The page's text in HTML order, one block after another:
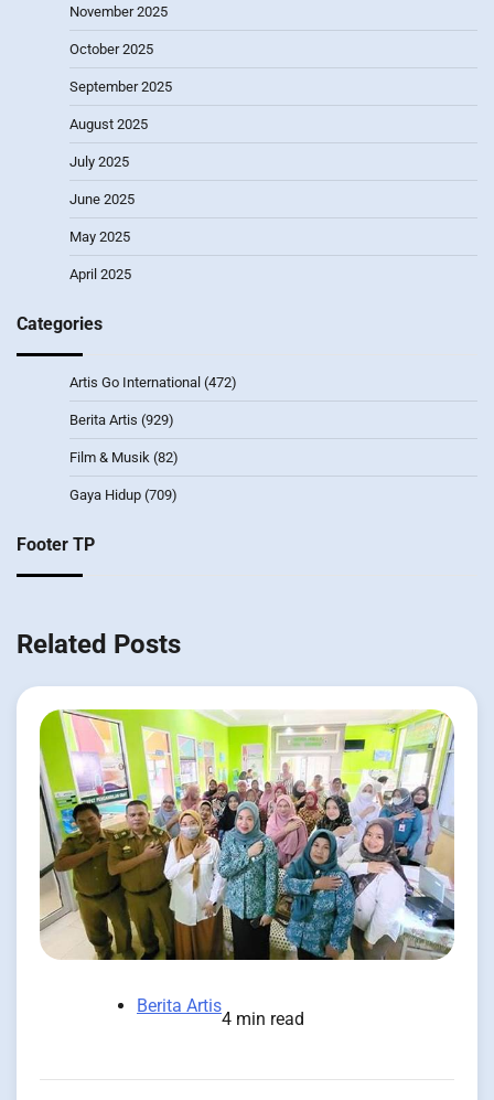
November 2025
October 2025
September 2025
August 2025
July 2025
June 2025
May 2025
April 2025
Categories
Artis Go International (472)
Berita Artis (929)
Film & Musik (82)
Gaya Hidup (709)
Footer TP
Related Posts
Berita Artis
4 min read